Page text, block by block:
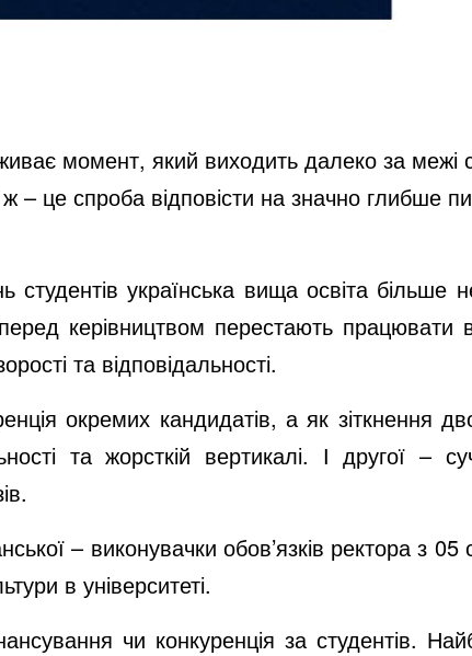
момент, який виходить далеко за межі
– це спроба відповісти на значно глибше
студентів українська вища освіта
перед керівництвом перестають
та відповідальності.
окремих кандидатів, а як зіткнення
та жорсткій вертикалі. І другої –
– виконувачки обов’язків ректора з
в університеті.
чи конкуренція за студентів.